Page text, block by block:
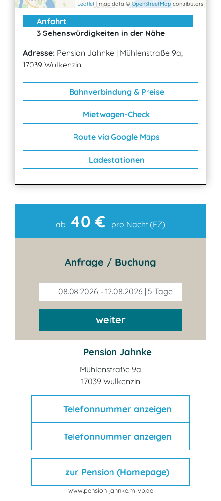
Leaflet | map data ©OpenStreetMap contributors
Anfahrt
3 Sehenswürdigkeiten in der Nähe
Adresse: Pension Jahnke | Mühlenstraße 9a,
17039 Wulkenzin
Bahnverbindung & Preise
Mietwagen-Check
Route via Google Maps
Ladestationen
Kontakt
ab 40 € pro Nacht (EZ)
Anfrage / Buchung
08.08.2026 - 12.08.2026 | 5 Tage
weiter
Pension Jahnke
Mühlenstraße 9a
17039 Wulkenzin
Telefonnummer anzeigen
Telefonnummer anzeigen
zur Pension (Homepage)
www.pension-jahnke.m-vp.de